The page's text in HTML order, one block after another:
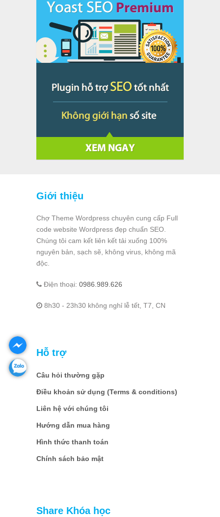
Giới thiệu
Chợ Theme Wordpress chuyên cung cấp Full
code website Wordpress đẹp chuẩn SEO.
Chúng tôi cam kết liên kết tải xuống 100%
nguyên bản, sạch sẽ, không virus, không mã
độc.
Điện thoại: 0986.989.626
8h30 - 23h30 không nghỉ lễ tết, T7, CN
Hỗ trợ
Câu hỏi thường gặp
Điều khoản sử dụng (Terms & conditions)
Liên hệ với chúng tôi
Hướng dẫn mua hàng
Hình thức thanh toán
Chính sách bảo mật
Share Khóa học